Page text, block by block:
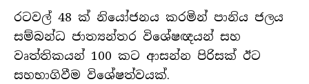
රටවල් 48 ක් නියෝජනය කරමින් පානිය ජලය
සම්බන්ධ ජාත්‍යන්තර විශේෂඥයන් සහ
වෘත්තිකයන් 100 කට ආසන්න පිරිසක් ඊට
සහභාගිවීම විශේෂත්වයක්.